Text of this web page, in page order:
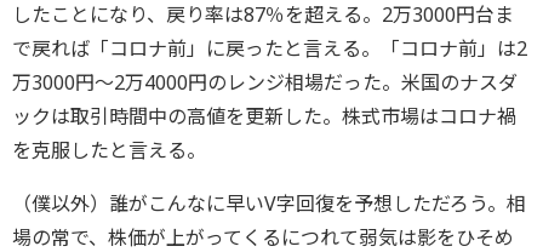
したことになり、戻り率は87％を超える。2万3000円台ま
で戻れば「コロナ前」に戻ったと言える。「コロナ前」は2
万3000円～2万4000円のレンジ相場だった。米国のナスダ
ックは取引時間中の高値を更新した。株式市場はコロナ禍
を克服したと言える。
（僕以外）誰がこんなに早いV字回復を予想しただろう。相
場の常で、株価が上がってくるにつれて弱気は影をひそめ